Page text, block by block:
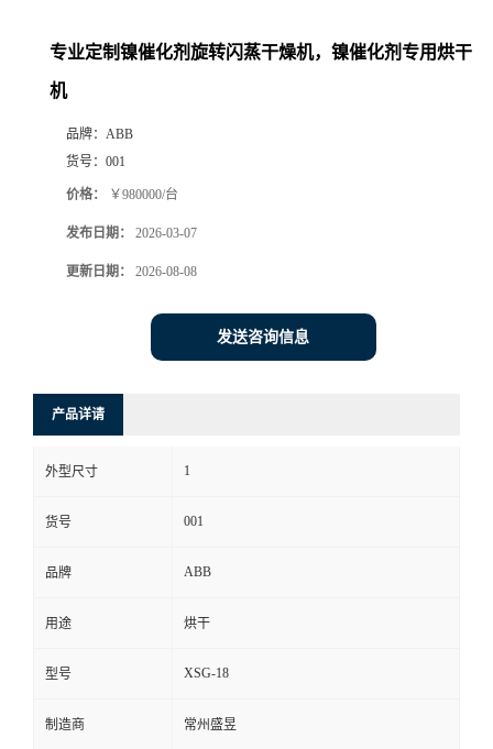
专业定制镍催化剂旋转闪蒸干燥机，镍催化剂专用烘干
机
品牌： ABB
货号： 001
价格： ￥980000/台
发布日期： 2026-03-07
更新日期： 2026-08-08
发送咨询信息
产品详请
外型尺寸 1
货号 001
品牌 ABB
用途 烘干
型号 XSG-18
制造商 常州盛昱